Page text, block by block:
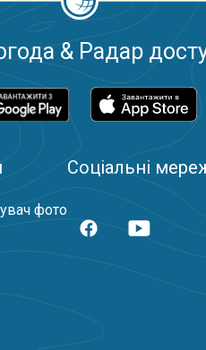
& Радар
фото
Соціальні